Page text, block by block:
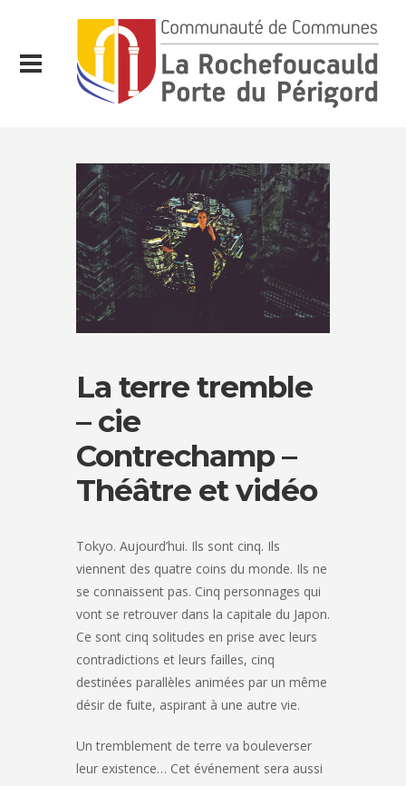
La terre tremble
– cie
Contrechamp –
Théâtre et vidéo
Tokyo. Aujourd’hui. Ils sont cinq. Ils
viennent des quatre coins du monde. Ils ne
se connaissent pas. Cinq personnages qui
vont se retrouver dans la capitale du Japon.
Ce sont cinq solitudes en prise avec leurs
contradictions et leurs failles, cinq
destinées parallèles animées par un même
désir de fuite, aspirant à une autre vie.
Un tremblement de terre va bouleverser
leur existence… Cet événement sera aussi